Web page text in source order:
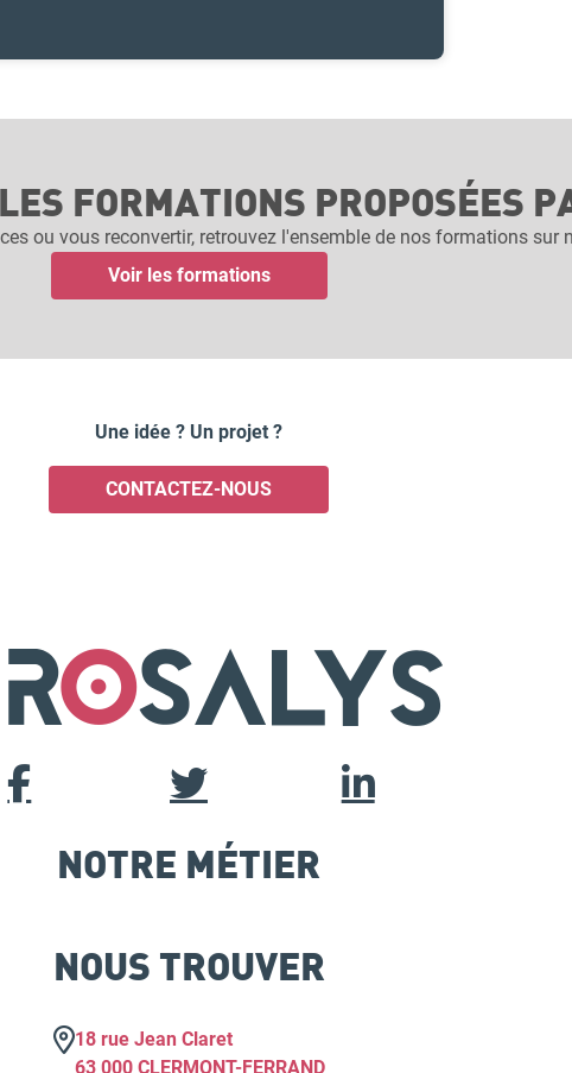
FORMATIONS PROPOSÉES
ou vous reconvertir, retrouvez l'ensemble de nos formations sur
Voir les formations
Une idée ? Un projet ?
CONTACTEZ-NOUS
NOTRE MÉTIER
NOUS TROUVER
18 rue Jean Claret
63 000 CLERMONT-FERRAND